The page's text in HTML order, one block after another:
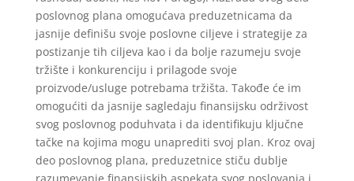
poslovnog plana omogućava preduzetnicama da
jasnije definišu svoje poslovne ciljeve i strategije za
postizanje tih ciljeva kao i da bolje razumeju svoje
tržište i konkurenciju i prilagode svoje
proizvode/usluge potrebama tržišta. Takođe će im
omogućiti da jasnije sagledaju finansijsku održivost
svog poslovnog poduhvata i da identifikuju ključne
tačke na kojima mogu unaprediti svoj plan. Kroz ovaj
deo poslovnog plana, preduzetnice stiču dublje